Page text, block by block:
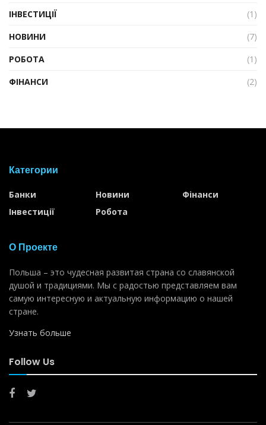
ІНВЕСТИЦІЇ
(1)
НОВИНИ
(7)
РОБОТА
(1)
ФІНАНСИ
(2)
Категории
Банки
Інвестиції
Новини
Робота
Фінанси
О Проекте
Польша – это чудесная развитая страна со славянской
душой и традициями. Мы с радостью представляем вам
самую интересную и актуальную информацию о нашей
стране.
Узнать больше
Follow Us